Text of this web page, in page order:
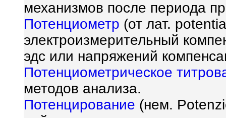
механизмов после периода
Потенциометр (от лат.
электроизмерительный
эдс или напряжений
Потенциометрическое
методов анализа.
Потенцирование (нем.